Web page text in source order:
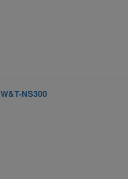
W&T-NS300